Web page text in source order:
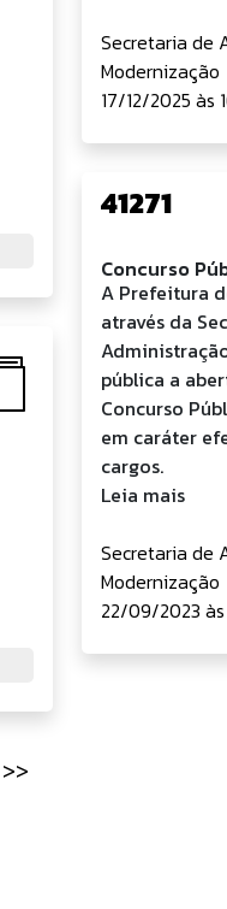
>>
Secretaria de
Modernização
17/12/2025 às
41271
Concurso
A Prefeitura
através da
pública a
Concurso
em caráter
cargos.
Leia mais
Secretaria de
Modernização
22/09/2023 às